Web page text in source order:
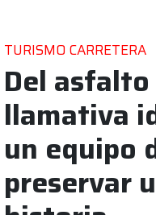
TURISMO CARRETERA
Del
llamativa
un equipo
preservar